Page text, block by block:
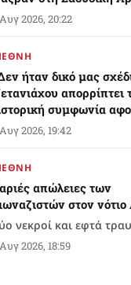
τάνκερ
2026, 20:22
ήταν δικό μας
απορρίπτει
συμφωνία
Γάζας που προώθησε
2026, 19:42
απώλειες των
στον νότιο
νεκροί και εφτά
σε κρίσιμη
2026, 18:59